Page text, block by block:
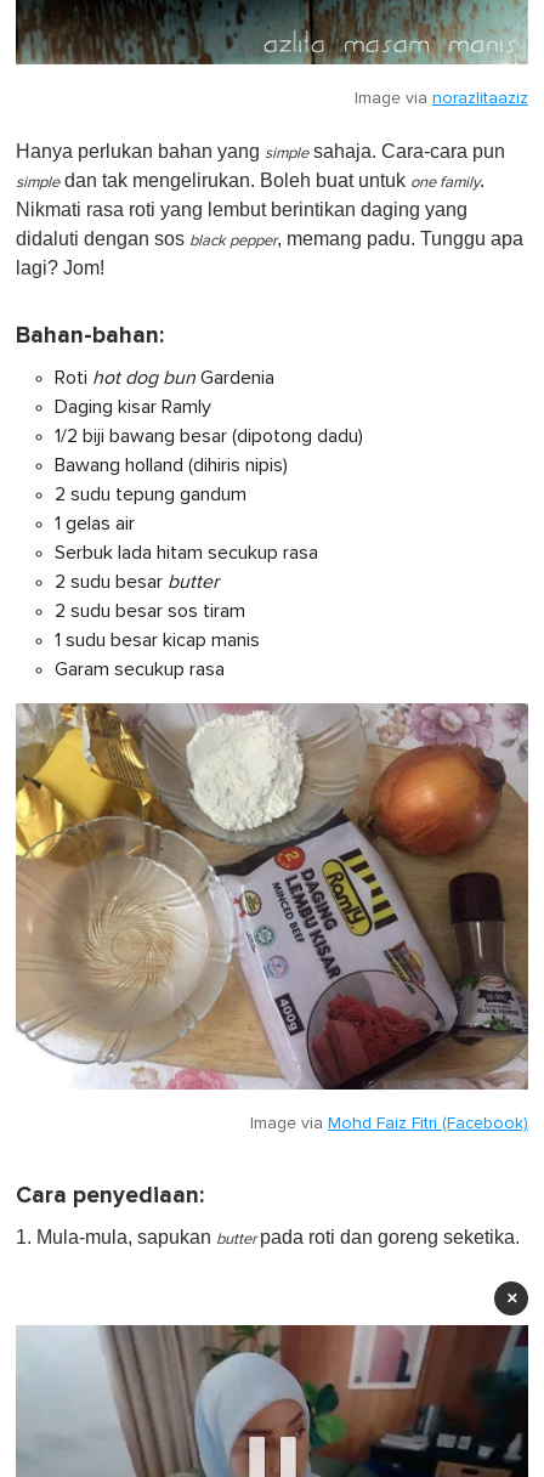
Image via norazlitaaziz
Hanya perlukan bahan yang simplesahaja. Cara-cara pun
simpledan tak mengelirukan. Boleh buat untuk one family.
Nikmati rasa roti yang lembut berintikan daging yang
didaluti dengan sos black pepper, memang padu. Tunggu apa
lagi? Jom!
Bahan-bahan:
Roti hot dog bun Gardenia
Daging kisar Ramly
1/2 biji bawang besar (dipotong dadu)
Bawang holland (dihiris nipis)
2 sudu tepung gandum
1 gelas air
Serbuk lada hitam secukup rasa
2 sudu besar butter
2 sudu besar sos tiram
1 sudu besar kicap manis
Garam secukup rasa
Image via Mohd Faiz Fitri (Facebook)
Cara penyediaan:
1. Mula-mula, sapukan butterpada roti dan goreng seketika.
×